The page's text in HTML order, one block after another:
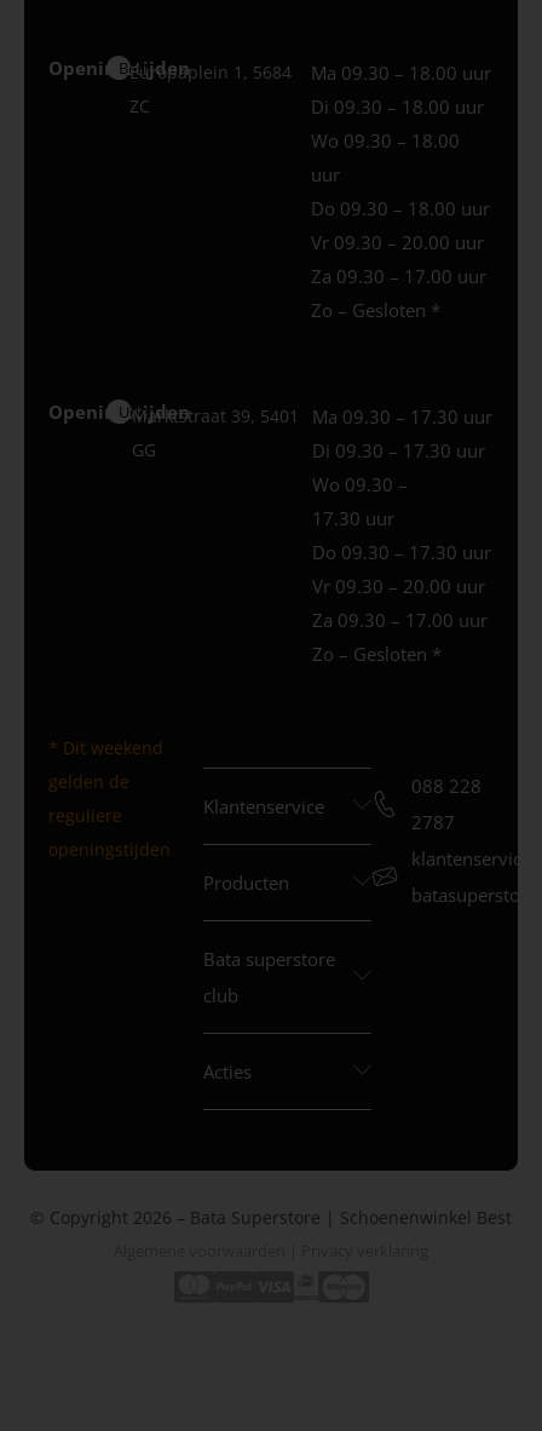
Openingstijden
Best
Europaplein 1, 5684
ZC
Ma 09.30 – 18.00 uur
Di 09.30 – 18.00 uur
Wo 09.30 – 18.00
uur
Do 09.30 – 18.00 uur
Vr 09.30 – 20.00 uur
Za 09.30 – 17.00 uur
Zo – Gesloten *
Openingstijden
Uden
Marktstraat 39, 5401
GG
Ma 09.30 – 17.30 uur
Di 09.30 – 17.30 uur
Wo 09.30 –
17.30 uur
Do 09.30 – 17.30 uur
Vr 09.30 – 20.00 uur
Za 09.30 – 17.00 uur
Zo – Gesloten *
* Dit weekend
gelden de
reguliere
openingstijden
Klantenservice
Producten
Bata superstore
club
Acties
088 228
2787
© Copyright 2026 – Bata Superstore | Schoenenwinkel Best